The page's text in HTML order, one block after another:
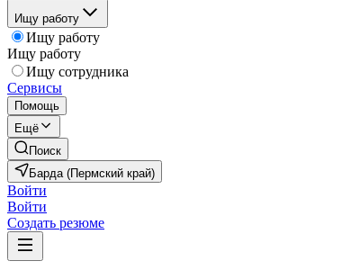
Ищу работу
Ищу работу
Ищу работу
Ищу сотрудника
Сервисы
Помощь
Ещё
Поиск
Барда (Пермский край)
Войти
Войти
Создать резюме